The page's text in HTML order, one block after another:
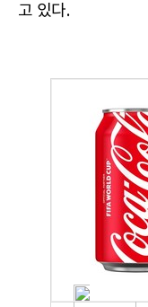
고 있다.